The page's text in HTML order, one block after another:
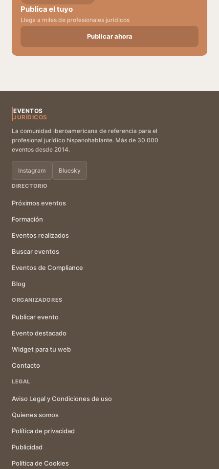
Publica el tuyo
Llega a miles de profesionales jurídicos
Publicar ahora
EVENTOS
JURÍDICOS
La comunidad iberoamericana de referencia para el
profesional jurídico hispanohablante. Más de 30.000
eventos desde 2014.
Instagram Bluesky
DIRECTORIO
Próximos eventos
Formación
Eventos realizados
Buscar eventos
Eventos de Compliance
Blog
ORGANIZADORES
Publicar evento
Evento destacado
Widget para tu web
Contacto
LEGAL
Aviso Legal y Condiciones de uso
Quienes somos
Política de privacidad
Publicidad
Política de Cookies